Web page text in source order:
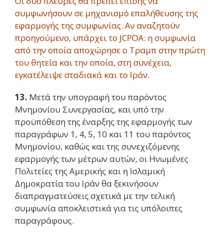
συμφωνήσουν σε μηχανισμό επαλήθευσης της
εφαρμογής της συμφωνίας. Αν αναζητούν
προηγούμενο, υπάρχει το JCPOA: η συμφωνία
από την οποία αποχώρησε ο Τραμπ στην πρώτη
του θητεία και την οποία, στη συνέχεια,
εγκατέλειψε σταδιακά και το Ιράν.
13. Μετά την υπογραφή του παρόντος
Μνημονίου Συνεργασίας, και υπό την
προϋπόθεση της έναρξης της εφαρμογής των
παραγράφων 1, 4, 5, 10 και 11 του παρόντος
Μνημονίου, καθώς και της συνεχιζόμενης
εφαρμογής των μέτρων αυτών, οι Ηνωμένες
Πολιτείες της Αμερικής και η Ισλαμική
Δημοκρατία του Ιράν θα ξεκινήσουν
διαπραγματεύσεις σχετικά με την τελική
συμφωνία αποκλειστικά για τις υπόλοιπες
παραγράφους.